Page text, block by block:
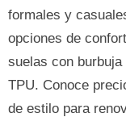
formales y
opciones de
suelas con
TPU. Conoce
de estilo para